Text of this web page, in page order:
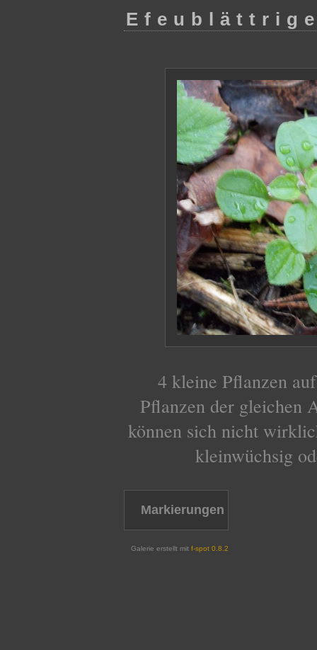
4 kleine Pflanzen
Pflanzen der gleichen
können sich nicht
kleinwüchsig
Markierungen
Galerie erstellt mit f-spot 0.8.2